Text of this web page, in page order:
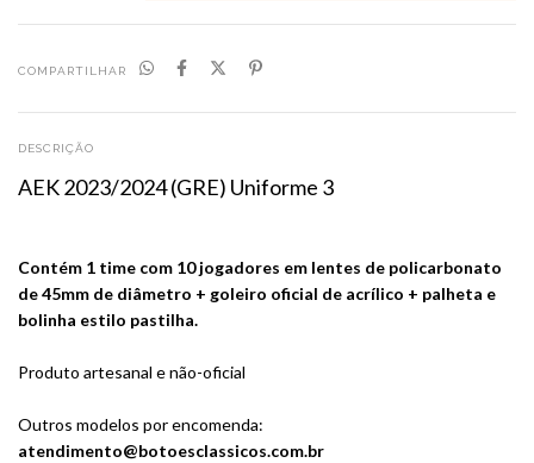
COMPARTILHAR
DESCRIÇÃO
AEK 2023/2024 (GRE) Uniforme 3
Contém 1 time com 10 jogadores em lentes de policarbonato
de 45mm de diâmetro + goleiro oficial de acrílico + palheta e
bolinha estilo pastilha.
Produto artesanal e não-oficial
Outros modelos por encomenda:
atendimento@botoesclassicos.com.br